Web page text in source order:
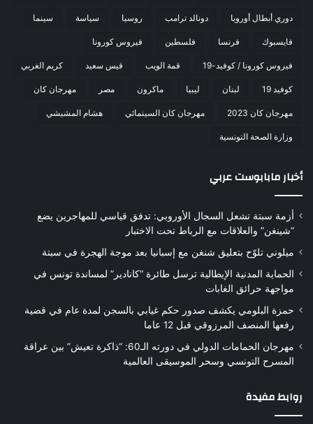
دوري أبطال أوروبا دونالد ترامب روسيا سياسة سينما
فايسبوك فرنسا فلسطين فيروس كورونا
فيروس كورونا / كوفيد-19 قمة الويب قيس سعيد كريم الغربي
كوفيد 19 لبنان ليبيا ماكرون مصر مهرجان كان
مهرجان كان 2023 مهرجان كان السينمائي هشام المشيشي
وزارة الصحة التونسية
أخبار مابابوست عربي
أزمة سبتة تشعل السجال الأوروبي: تدفق قياسي للمهاجرين يضع
“شينغن” والعلاقات مع الرباط تحت الاختبار
ميلوني تلوّح بتعليق شنغن مع إسبانيا بعد موجة الهجرة في سبتة
الحماية المدنية الإيطالية ترسل طائرة “كانادير” لمساندة تونس في
مواجهة حرائق الغابات
حمزة البلومي يكشف صدور حكم غيابي بالسجن لمدة عام في قضية
رفعها المنصف المرزوقي قبل 12 عاما
مهرجان الحمامات الدولي في دورته الـ60: “ذاكرة تعيش” بين عراقة
المسرح التونسي وسحر الموسيقى العالمية
روابط مفيدة